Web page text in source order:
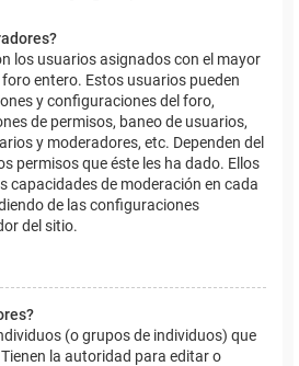
los usuarios asignados con el mayor
entero. Estos usuarios pueden
y configuraciones del foro,
de permisos, baneo de usuarios,
y moderadores, etc. Dependen del
permisos que éste les ha dado. Ellos
capacidades de moderación en cada
de las configuraciones
del sitio.
(o grupos de individuos) que
la autoridad para editar o